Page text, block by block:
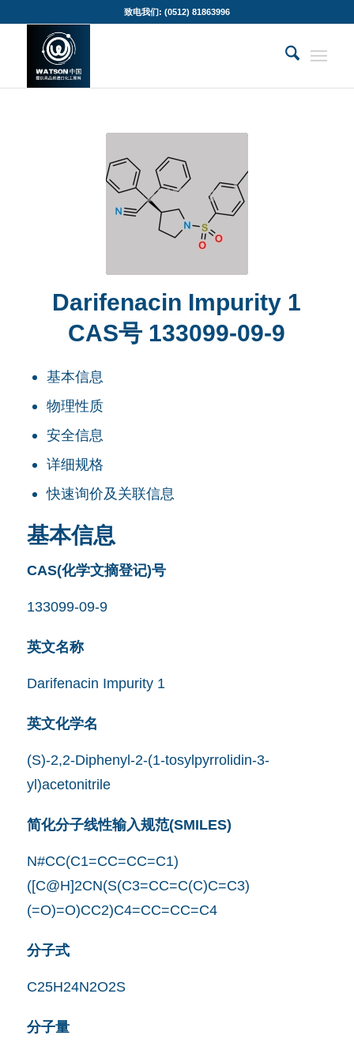
致电我们: (0512) 81863996
Darifenacin Impurity 1
CAS号 133099-09-9
基本信息
物理性质
安全信息
详细规格
快速询价及关联信息
基本信息
CAS(化学文摘登记)号
133099-09-9
英文名称
Darifenacin Impurity 1
英文化学名
(S)-2,2-Diphenyl-2-(1-tosylpyrrolidin-3-
yl)acetonitrile
简化分子线性输入规范(SMILES)
N#CC(C1=CC=CC=C1)
([C@H]2CN(S(C3=CC=C(C)C=C3)
(=O)=O)CC2)C4=CC=CC=C4
分子式
C25H24N2O2S
分子量